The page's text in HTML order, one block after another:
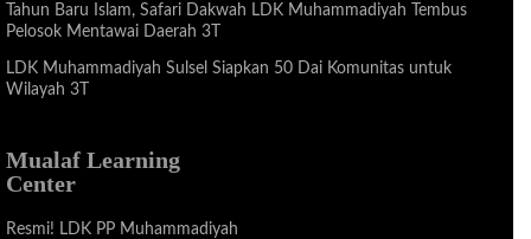
Tahun Baru Islam, Safari Dakwah LDK Muhammadiyah Tembus
Pelosok Mentawai Daerah 3T
LDK Muhammadiyah Sulsel Siapkan 50 Dai Komunitas untuk
Wilayah 3T
Mualaf Learning
Center
Resmi! LDK PP Muhammadiyah